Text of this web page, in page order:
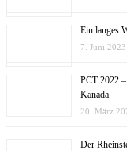
Ein langes
7. Juni 2023
PCT 2022
Kanada
20. März
Der